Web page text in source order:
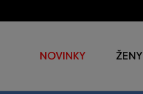
NOVINKY ŽENY